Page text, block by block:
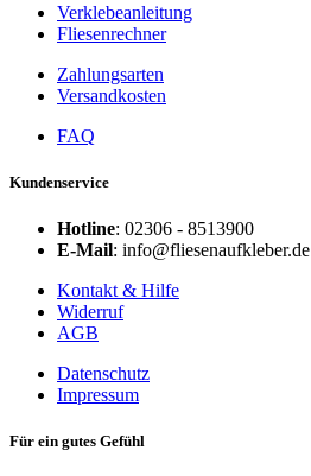
Verklebeanleitung
Fliesenrechner
Zahlungsarten
Versandkosten
FAQ
Kundenservice
Hotline: 02306 - 8513900
E-Mail: info@fliesenaufkleber.de
Kontakt & Hilfe
Widerruf
AGB
Datenschutz
Impressum
Für ein gutes Gefühl